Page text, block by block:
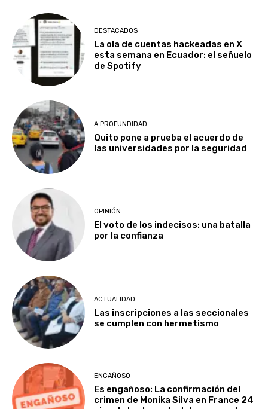
DESTACADOS
La ola de cuentas hackeadas en X
esta semana en Ecuador: el señuelo
de Spotify
A PROFUNDIDAD
Quito pone a prueba el acuerdo de
las universidades por la seguridad
OPINIÓN
El voto de los indecisos: una batalla
por la confianza
ACTUALIDAD
Las inscripciones a las seccionales
se cumplen con hermetismo
ENGAÑOSO
Es engañoso: La confirmación del
crimen de Monika Silva en France 24